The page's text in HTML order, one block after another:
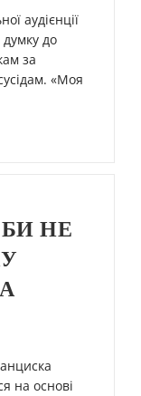
аудієнції
до
за
«Моя
НЕ
на основі